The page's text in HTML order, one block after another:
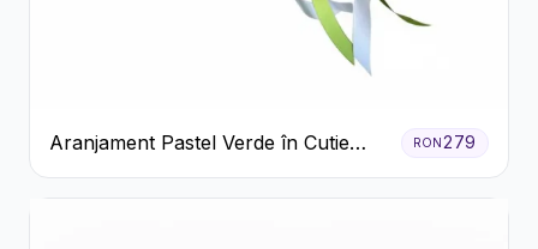
Aranjament Pastel Verde în Cutie
Galben Pal
RON279